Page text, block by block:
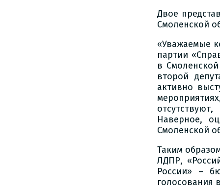
Двое
Смоленской
«Уважаемые
партии
в
второй
активно
Наверное,
Смоленской
Таким
ЛДПР,
России» –
голосования